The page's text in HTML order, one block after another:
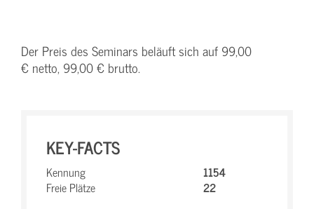
Der Preis des Seminars beläuft sich auf 99,00
€ netto, 99,00 € brutto.
KEY-FACTS
Kennung
1154
Freie Plätze
22